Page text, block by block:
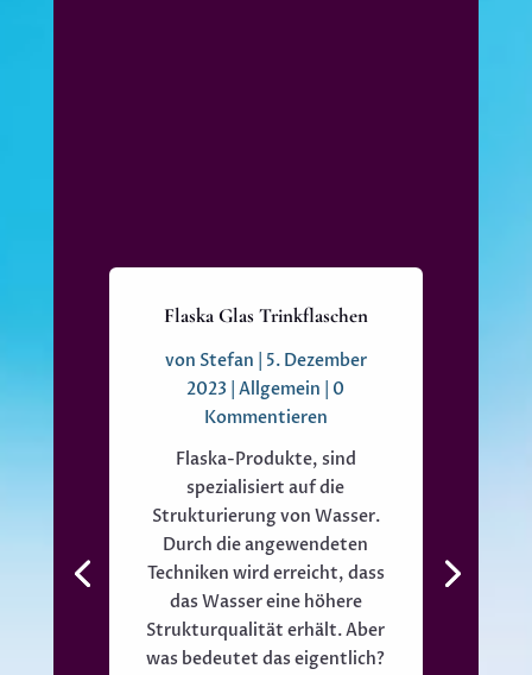
Flaska Glas Trinkflaschen
von Stefan
5. Dezember
2023 |Allgemein | 0
Kommentieren
Flaska-Produkte, sind
spezialisiert auf die
Strukturierung von Wasser.
Durch die angewendeten
Techniken wird erreicht, dass
das Wasser eine höhere
Strukturqualität erhält. Aber
was bedeutet das eigentlich?